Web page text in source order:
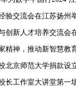
验交流会在江苏扬州
创新人才培养交流会
精神，推动新智慧教
北京师范大学捐款设
长工作室大讲堂第一